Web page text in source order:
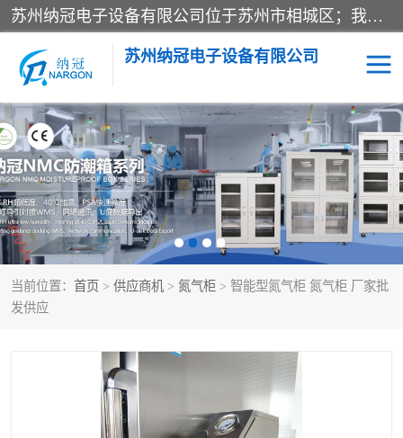
苏州纳冠电子设备有限公司位于苏州市相城区；我司依托国外先进技术结合国内用户的需求，为客户提供具有WMS功能的超低湿快速除湿电子防潮，压缩空气连续干燥柜、智能物料管理氮气储物柜、自制氮氮气柜、防潮氮气组合柜、不锈钢洁净氮气柜、洁净储物柜、石墨舟柜、亮灯导引丝网板存储柜、PCB柔性板气密干燥柜等
苏州纳冠电子设备有限公司
当前位置： 首页 > 供应商机 > 氮气柜 > 智能型氮气柜 氮气柜 厂家批
发供应
电子防潮箱 氮气柜
智能料架 干燥箱